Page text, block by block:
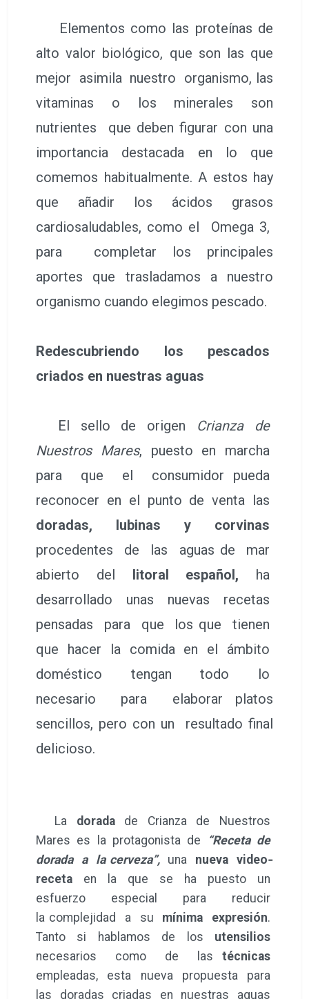
Elementos como las proteínas de
alto valor biológico, que son las que
mejor asimila nuestro organismo, las
vitaminas o los minerales son
nutrientes que deben figurar con una
importancia destacada en lo que
comemos habitualmente. A estos hay
que añadir los ácidos grasos
cardiosaludables, como el Omega 3,
para completar los principales
aportes que trasladamos a nuestro
organismo cuando elegimos pescado.
Redescubriendo los pescados
criados en nuestras aguas
El sello de origen Crianza de
Nuestros Mares, puesto en marcha
para que el consumidor pueda
reconocer en el punto de venta las
doradas, lubinas y corvinas
procedentes de las aguas de mar
abierto del litoral español, ha
desarrollado unas nuevas recetas
pensadas para que los que tienen
que hacer la comida en el ámbito
doméstico tengan todo lo
necesario para elaborar platos
sencillos, pero con un resultado final
delicioso.
La dorada de Crianza de Nuestros
Mares es la protagonista de
“Receta de
dorada a la cerveza”,una nueva video‐
receta
en la que se ha puesto un
esfuerzo especial para reducir
la complejidad a su
mínima expresión.
Tanto si hablamos de los utensilios
necesarios como de las técnicas
empleadas, esta nueva propuesta para
las doradas criadas en nuestras aguas